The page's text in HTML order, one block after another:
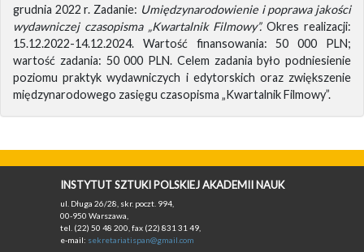
grudnia 2022 r. Zadanie: Umiędzynarodowienie i poprawa jakości
wydawniczej czasopisma „Kwartalnik Filmowy”.Okres realizacji:
15.12.2022-14.12.2024. Wartość finansowania: 50 000 PLN;
wartość zadania: 50 000 PLN. Celem zadania było podniesienie
poziomu praktyk wydawniczych i edytorskich oraz zwiększenie
międzynarodowego zasięgu czasopisma „Kwartalnik Filmowy”.
INSTYTUT SZTUKI POLSKIEJ AKADEMII NAUK
ul. Długa 26/28, skr. poczt. 994,
00-950 Warszawa,
tel. (22) 50 48 200, fax (22) 831 31 49,
e-mail: sekretariatispan@gmail.com